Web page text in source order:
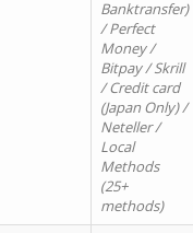
Banktransfer)
/ Perfect
Money /
Bitpay / Skrill
/ Credit card
(Japan Only) /
Neteller /
Local
Methods
(25+
methods)